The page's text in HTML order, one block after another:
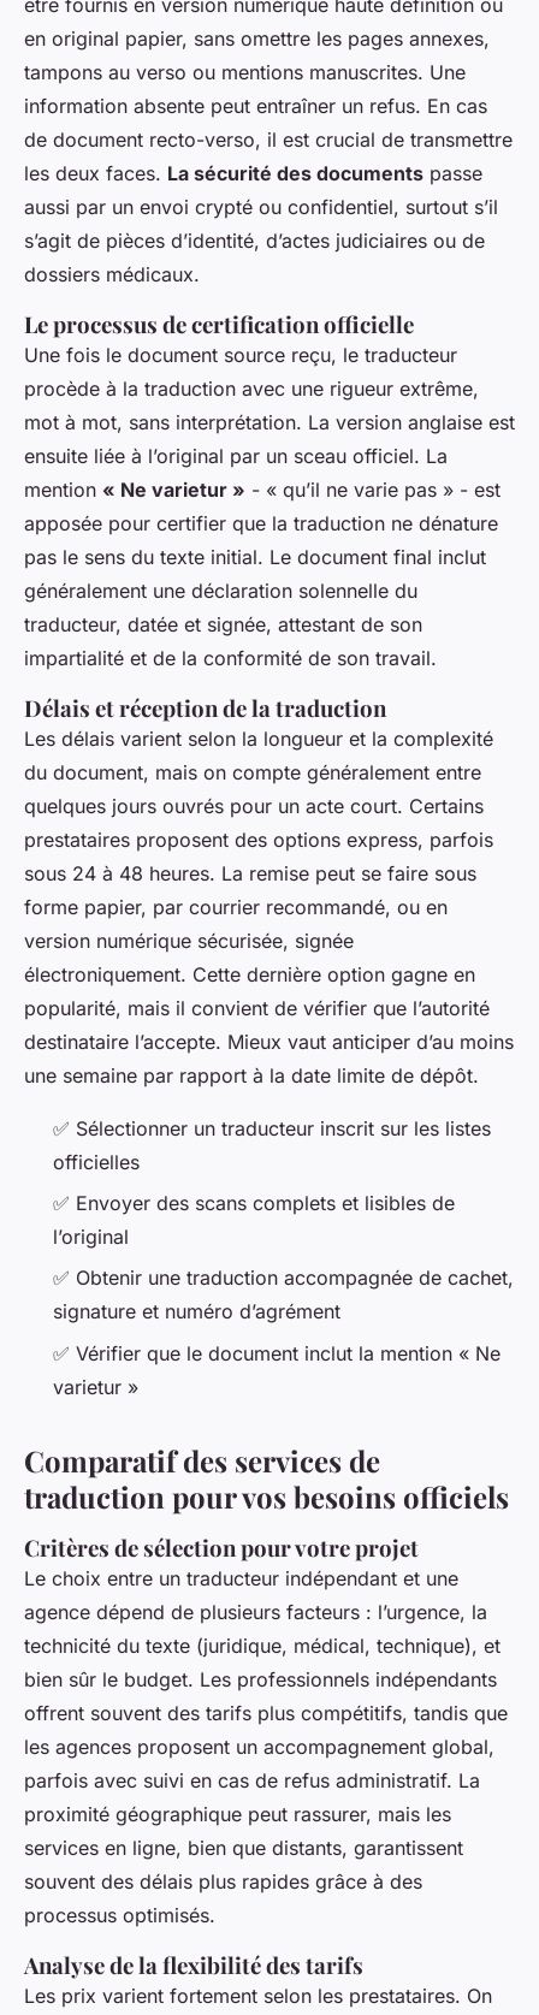
en original papier, sans omettre les pages annexes,
tampons au verso ou mentions manuscrites. Une
information absente peut entraîner un refus. En cas
de document recto-verso, il est crucial de transmettre
les deux faces. La sécurité des documents passe
aussi par un envoi crypté ou confidentiel, surtout s’il
s’agit de pièces d’identité, d’actes judiciaires ou de
dossiers médicaux.
Le processus de certification officielle
Une fois le document source reçu, le traducteur
procède à la traduction avec une rigueur extrême,
mot à mot, sans interprétation. La version anglaise est
ensuite liée à l’original par un sceau officiel. La
mention « Ne varietur » - « qu’il ne varie pas » - est
apposée pour certifier que la traduction ne dénature
pas le sens du texte initial. Le document final inclut
généralement une déclaration solennelle du
traducteur, datée et signée, attestant de son
impartialité et de la conformité de son travail.
Délais et réception de la traduction
Les délais varient selon la longueur et la complexité
du document, mais on compte généralement entre
quelques jours ouvrés pour un acte court. Certains
prestataires proposent des options express, parfois
sous 24 à 48 heures. La remise peut se faire sous
forme papier, par courrier recommandé, ou en
version numérique sécurisée, signée
électroniquement. Cette dernière option gagne en
popularité, mais il convient de vérifier que l’autorité
destinataire l’accepte. Mieux vaut anticiper d’au moins
une semaine par rapport à la date limite de dépôt.
✅ Sélectionner un traducteur inscrit sur les listes
officielles
✅ Envoyer des scans complets et lisibles de
l’original
✅ Obtenir une traduction accompagnée de cachet,
signature et numéro d’agrément
✅ Vérifier que le document inclut la mention « Ne
varietur »
Comparatif des services de
traduction pour vos besoins officiels
Critères de sélection pour votre projet
Le choix entre un traducteur indépendant et une
agence dépend de plusieurs facteurs : l’urgence, la
technicité du texte (juridique, médical, technique), et
bien sûr le budget. Les professionnels indépendants
offrent souvent des tarifs plus compétitifs, tandis que
les agences proposent un accompagnement global,
parfois avec suivi en cas de refus administratif. La
proximité géographique peut rassurer, mais les
services en ligne, bien que distants, garantissent
souvent des délais plus rapides grâce à des
processus optimisés.
Analyse de la flexibilité des tarifs
Les prix varient fortement selon les prestataires. On